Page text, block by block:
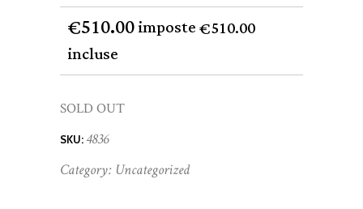
€510.00imposte€510.00
incluse
SOLD OUT
SKU: 4836
Category: Uncategorized